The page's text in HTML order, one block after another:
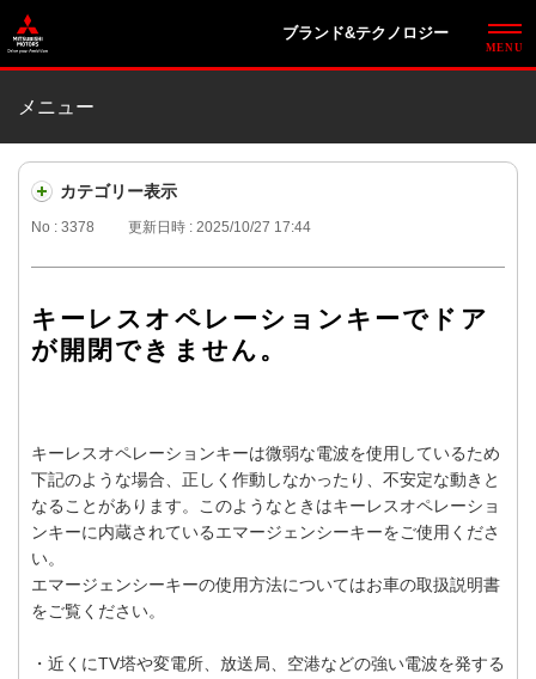
ブランド&テクノロジー
メニュー
カテゴリー表示
No : 3378 更新日時 : 2025/10/27 17:44
キーレスオペレーションキーでドア
が開閉できません。
キーレスオペレーションキーは微弱な電波を使用しているため
下記のような場合、正しく作動しなかったり、不安定な動きと
なることがあります。このようなときはキーレスオペレーショ
ンキーに内蔵されているエマージェンシーキーをご使用くださ
い。
エマージェンシーキーの使用方法についてはお車の取扱説明書
をご覧ください。
・近くにTV塔や変電所、放送局、空港などの強い電波を発する